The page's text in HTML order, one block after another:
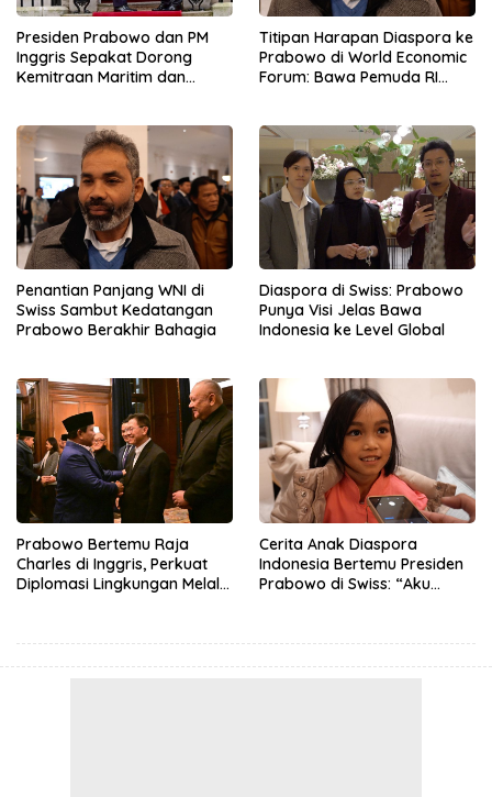
Presiden Prabowo dan PM
Inggris Sepakat Dorong
Kemitraan Maritim dan
Titipan Harapan Diaspora ke
Prabowo di World Economic
Forum: Bawa Pemuda RI
Penantian Panjang WNI di
Swiss Sambut Kedatangan
Prabowo Berakhir Bahagia
Diaspora di Swiss: Prabowo
Punya Visi Jelas Bawa
Indonesia ke Level Global
Prabowo Bertemu Raja
Charles di Inggris, Perkuat
Diplomasi Lingkungan Melalui
Cerita Anak Diaspora
Indonesia Bertemu Presiden
Prabowo di Swiss: “Aku